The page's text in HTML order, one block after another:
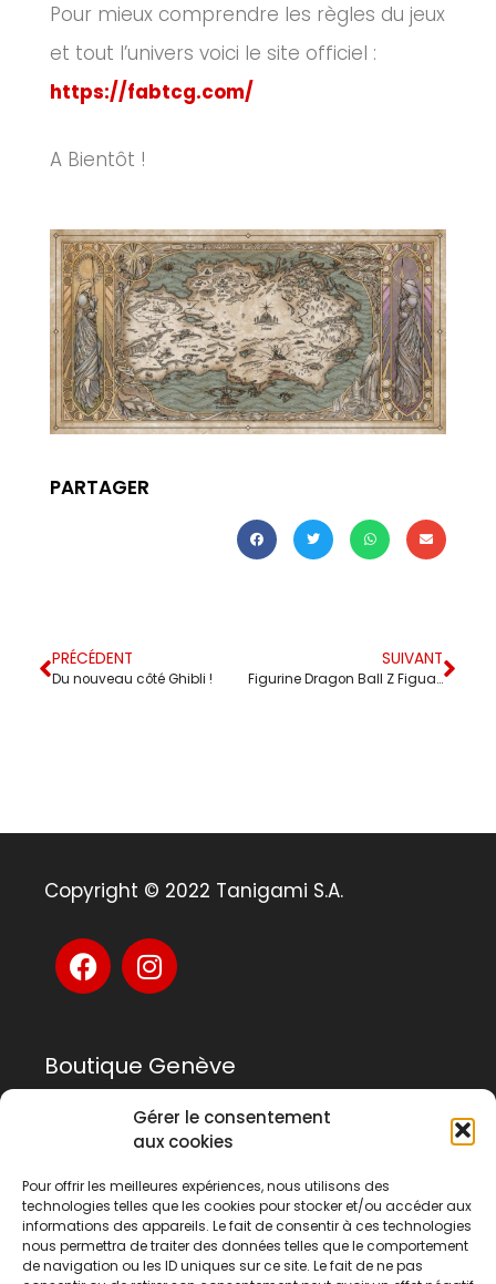
Gérer le consentement
aux cookies
Pour offrir les meilleures expériences, nous utilisons des
technologies telles que les cookies pour stocker et/ou accéder aux
informations des appareils. Le fait de consentir à ces technologies
nous permettra de traiter des données telles que le comportement
de navigation ou les ID uniques sur ce site. Le fait de ne pas
Pour mieux comprendre les règles du jeux
et tout l’univers voici le site officiel :
https://fabtcg.com/
A Bientôt !
PARTAGER
PRÉCÉDENT
Du nouveau côté Ghibli !
SUIVANT
Figurine Dragon Ball Z FiguartsZERO (Extra Battle) Super Saiyan 3 Son Goku
Copyright © 2022 Tanigami S.A.
Boutique Genève
Rue Rousseau 14
1201 Genève
022 741 03 33
geneve@tanigami.com